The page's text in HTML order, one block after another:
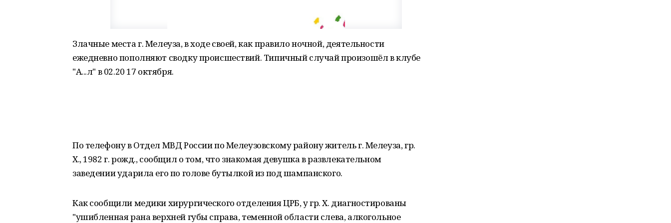
Злачные места г. Мелеуза, в ходе своей, как правило ночной, деятельности
ежедневно пополняют сводку происшествий. Типичный случай произошёл в клубе
"А...л" в 02.20 17 октября.
По телефону в Отдел МВД России по Мелеузовскому району житель г. Мелеуза, гр.
Х., 1982 г. рожд., сообщил о том, что знакомая девушка в развлекательном
заведении ударила его по голове бутылкой из под шампанского.
Как сообщили медики хирургического отделения ЦРБ, у гр. Х. диагностированы
"ушибленная рана верхней губы справа, теменной области слева, алкогольное